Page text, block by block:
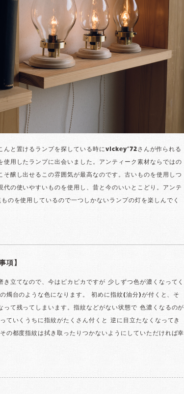
んと置けるランプを探している時にvickey’72さんが作られる
使用したランプに出会いました。アンティーク素材ならではの
そ醸し出せるこの雰囲気が最高なのです。古いものを使用しつ
代の使いやすいものを使用し、昔と今のいいとこどり。アンテ
のを使用しているので一つしかないランプの灯を楽しんでく
項】
き立てなので、今はピカピカですが 少しずつ色が濃くなってく
燭台のような色になります。 初めに指紋(油分)が付くと、そ
って残ってしまいます。指紋などがない状態で 色濃くなるのが
ていくうちに指紋がたくさん付くと 逆に目立たなくなってき
の都度指紋は拭き取ったりつかないようにしていただければ幸